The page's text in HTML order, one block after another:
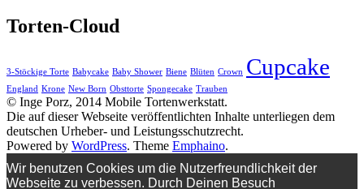
Torten-Cloud
3-Stöckige Torte Babycake Baby Shower Biene Blüten Crown Cupcake
England Krone New Born Obsttorte Spongecake Trauben
© Inge Porz, 2014 Mobile Tortenwerkstatt.
Die auf dieser Webseite veröffentlichten Inhalte unterliegen dem
deutschen Urheber- und Leistungsschutzrecht.
Powered by WordPress. Theme Emphaino.
Wir benutzen Cookies um die Nutzerfreundlichkeit der
Webseite zu verbessen. Durch Deinen Besuch